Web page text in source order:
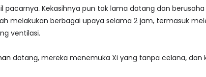
pacarnya. Kekasihnya pun tak lama datang dan
melakukan berbagai upaya selama 2 jam, termasuk
ventilasi.
datang, mereka menemuka Xi yang tanpa celana, dan